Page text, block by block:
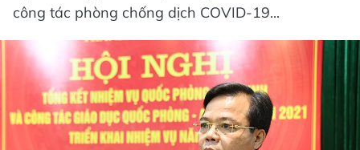
công tác phòng chống dịch COVID-19...